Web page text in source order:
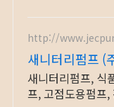
http://
새니터리펌프 (
새니터리펌프, 식
프, 고점도용펌프